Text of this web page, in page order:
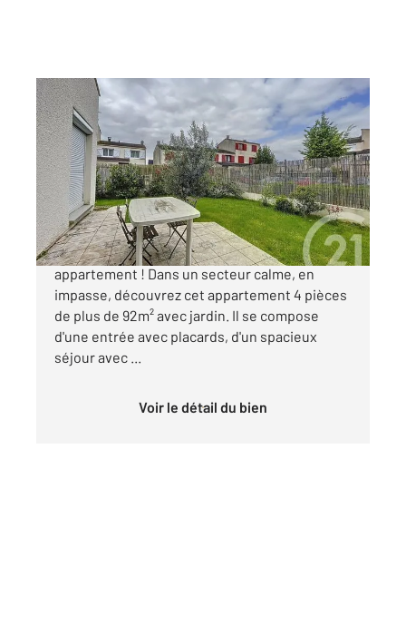
COMBS LA VILLE 77
92,05 m
, 4 pièces
Ref : 27374
Appartement F4 à vendre
239 900 €
Les volumes d'une maison au prix d'un
appartement ! Dans un secteur calme, en
impasse, découvrez cet appartement 4 pièces
de plus de 92m² avec jardin. Il se compose
d'une entrée avec placards, d'un spacieux
séjour avec ...
Voir le détail du bien